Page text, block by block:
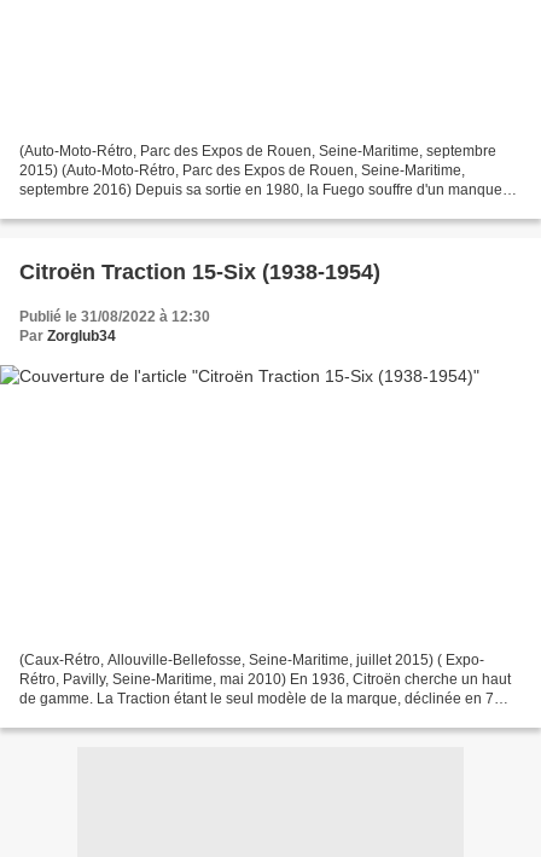
(Auto-Moto-Rétro, Parc des Expos de Rouen, Seine-Maritime, septembre
2015) (Auto-Moto-Rétro, Parc des Expos de Rouen, Seine-Maritime,
septembre 2016) Depuis sa sortie en 1980, la Fuego souffre d'un manque
Citroën Traction 15-Six (1938-1954)
Publié le 31/08/2022 à 12:30
Par Zorglub34
(Caux-Rétro, Allouville-Bellefosse, Seine-Maritime, juillet 2015) ( Expo-
Rétro, Pavilly, Seine-Maritime, mai 2010) En 1936, Citroën cherche un haut
de gamme. La Traction étant le seul modèle de la marque, déclinée en 7